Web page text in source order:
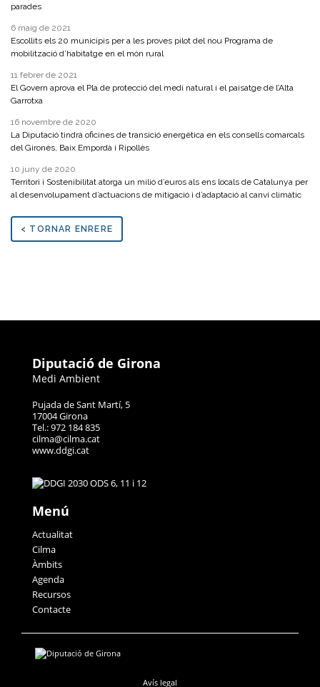
parades
6 maig de 2021
Escollits els 20 municipis per a les proves pilot del nou Programa de
mobilització d’habitatge en el món rural
11 febrer de 2021
El Govern aprova el Pla de protecció del medi natural i el paisatge de l’Alta
Garrotxa
16 novembre de 2020
La Diputació tindrà oficines de transició energètica en els consells comarcals
del Gironès, Baix Empordà i Ripollès
10 juny de 2020
Territori i Sostenibilitat atorga un milió d’euros als ens locals de Catalunya per
al desenvolupament d’actuacions de mitigació i d’adaptació al canvi climàtic
< TORNAR ENRERE
Diputació de Girona
Medi Ambient
Pujada de Sant Martí, 5
17004 Girona
Tel.: 972 184 835
cilma@cilma.cat
www.ddgi.cat
Menú
Actualitat
Cilma
Àmbits
Agenda
Recursos
Contacte
Avís legal